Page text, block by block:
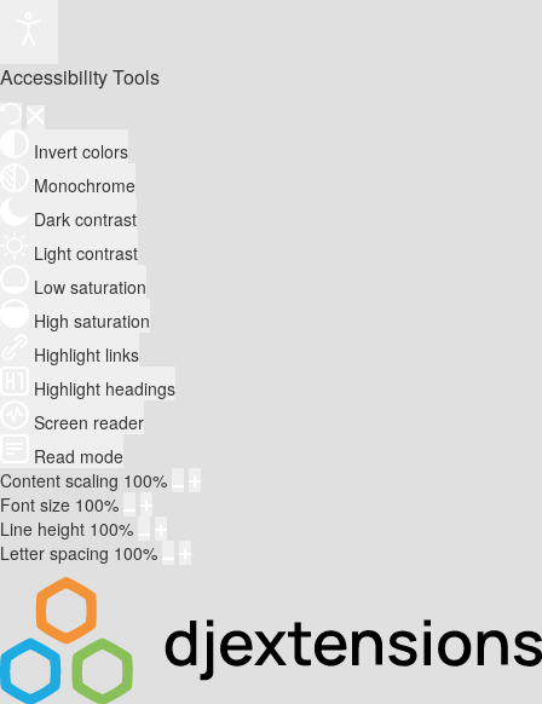
Accessibility Tools
Invert colors
Monochrome
Dark contrast
Light contrast
Low saturation
High saturation
Highlight links
Highlight headings
Screen reader
Read mode
Content scaling 100%
Font size 100%
Line height 100%
Letter spacing 100%